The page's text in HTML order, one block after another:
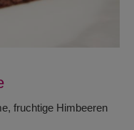
fruchtige Himbeeren